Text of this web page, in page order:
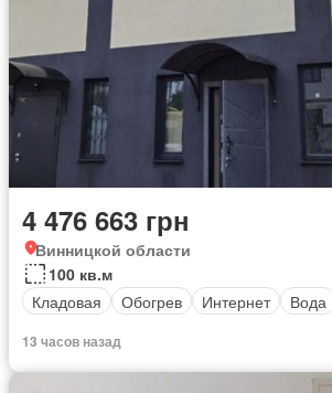
4 476 663 грн
Винницкой области
100 кв.м
Кладовая
Обогрев Интернет Вода
13 часов назад